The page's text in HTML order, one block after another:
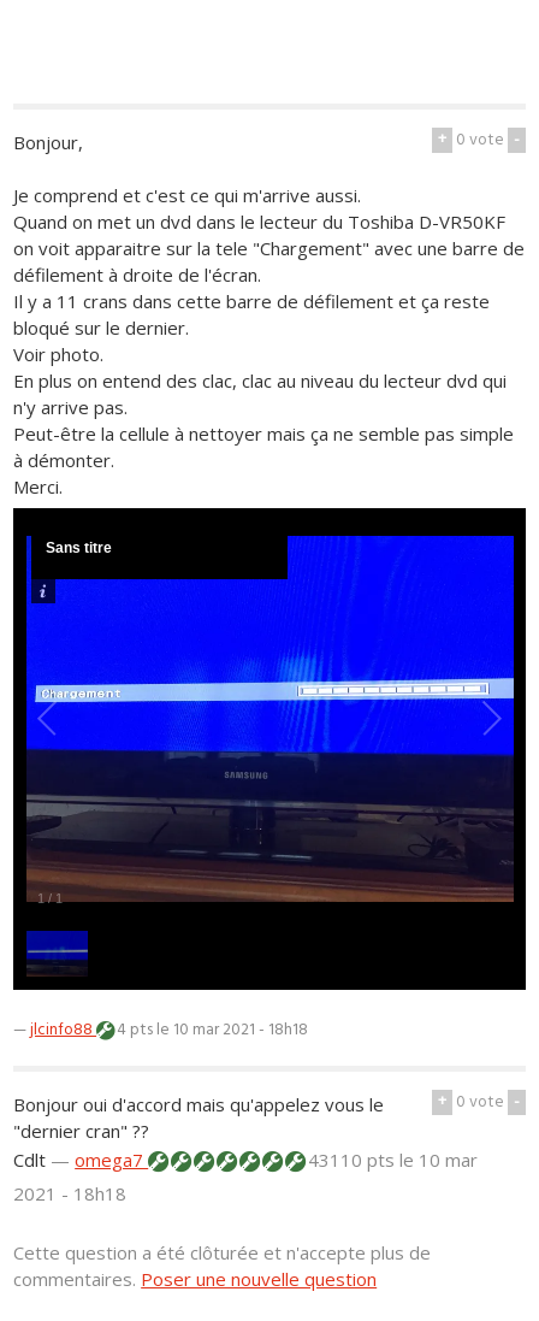
+ 0vote -
Bonjour,
Je comprend et c'est ce qui m'arrive aussi.
Quand on met un dvd dans le lecteur du Toshiba D-VR50KF
on voit apparaitre sur la tele "Chargement" avec une barre de
défilement à droite de l'écran.
Il y a 11 crans dans cette barre de défilement et ça reste
bloqué sur le dernier.
Voir photo.
En plus on entend des clac, clac au niveau du lecteur dvd qui
n'y arrive pas.
Peut-être la cellule à nettoyer mais ça ne semble pas simple
à démonter.
Merci.
1 / 1
Sans titre
—jlcinfo88 4 ptsle 10 mar 2021 - 18h18
+ 0vote -
Bonjour oui d'accord mais qu'appelez vous le
"dernier cran" ??
Cdlt —omega7 43110 ptsle 10 mar
2021 - 18h18
Cette question a été clôturée et n'accepte plus de
commentaires. Poser une nouvelle question